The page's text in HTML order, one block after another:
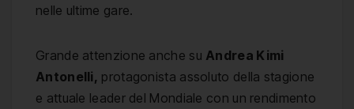
nelle ultime gare.
Grande attenzione anche su Andrea Kimi
Antonelli, protagonista assoluto della stagione
e attuale leader del Mondiale con un rendimento